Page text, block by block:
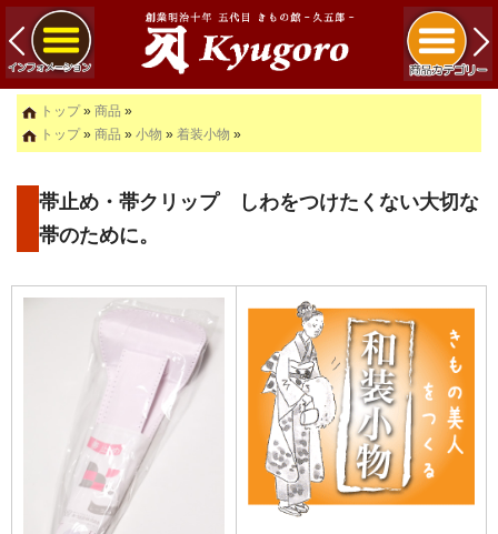
トップ» 商品 »
トップ» 商品 » 小物 » 着装小物 »
帯止め・帯クリップ しわをつけたくない大切な
帯のために。